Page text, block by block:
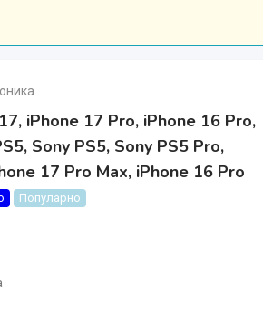
iPhone 17 Pro, iPhone 16 Pro,
Sony PS5, Sony PS5 Pro,
17 Pro Max, iPhone 16 Pro
Популарно